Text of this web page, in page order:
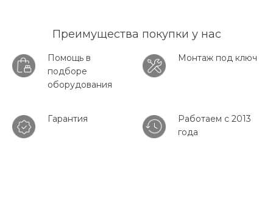
Преимущества покупки у нас
Помощь в
подборе
оборудования
Монтаж под ключ
Гарантия
Работаем с 2013
года